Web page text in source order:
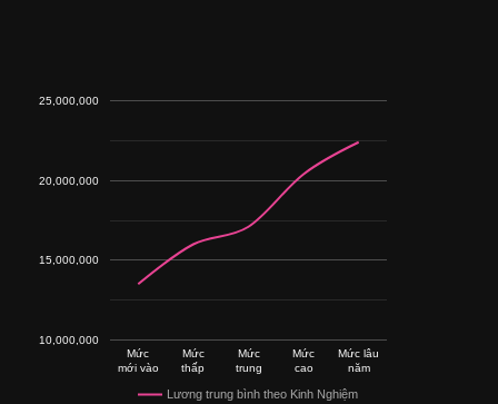
Lương trung bình theo Kinh Nghiệm
Mức
mới vào
Mức
thấp
Mức
trung
Mức
cao
Mức lâu
năm
10,000,000
15,000,000
20,000,000
25,000,000